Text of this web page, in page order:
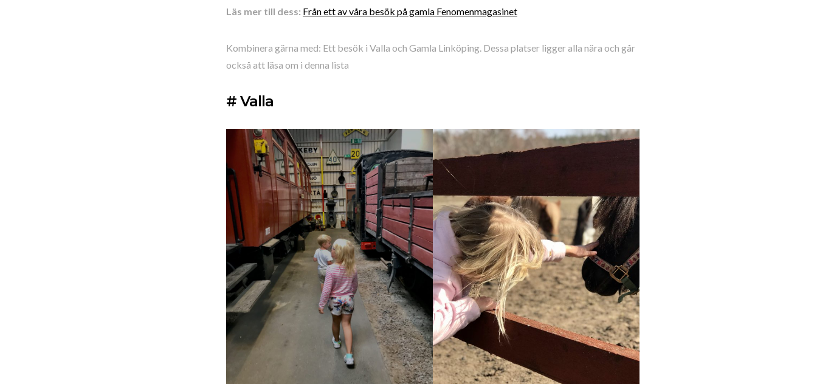
Läs mer till dess: Från ett av våra besök på gamla Fenomenmagasinet
Kombinera gärna med: Ett besök i Valla och Gamla Linköping. Dessa platser ligger alla nära och går
också att läsa om i denna lista
# Valla